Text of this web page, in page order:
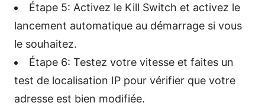
Étape 5: Activez le Kill Switch et activez le
lancement automatique au démarrage si vous
le souhaitez.
Étape 6: Testez votre vitesse et faites un
test de localisation IP pour vérifier que votre
adresse est bien modifiée.